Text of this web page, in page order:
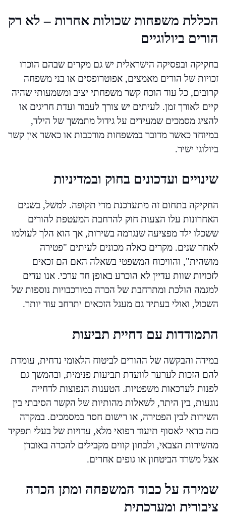
הכללת משפחות שכולות אחרות – לא רק
הורים ביולוגיים
בחקיקה ובפסיקה הישראלית יש גם מקרים שבהם הוכרו
זכויות של הורים מאמצים, אפוטרופסים או בני משפחה
קרובים, כל עוד הוכח קשר משפחתי יציב ומשמעותי שהיה
קיים לאורך זמן. לעיתים יש צורך לעבור ועדת חריגים או
להציג מסמכים שמעידים על גידול מתמשך של הילד,
במיוחד כאשר מדובר במשפחות מורכבות או כאשר אין קשר
ביולוגי ישיר.
שינויים ועדכונים בחוק ובמדיניות
החקיקה בתחום זה מתעדכנת מדי תקופה. למשל, בשנים
האחרונות עלו הצעות חוק להרחבת המעטפת להורים
ששכלו ילד מפציעה שנגרמה בשירות, אך הוא הלך לעולמו
לאחר שנים. מקרים כאלה מכונים לעיתים "פטירה
מושהית", והוויכוח המשפטי בשאלה האם הם זכאים
לזכויות שוות עדיין לא הוכרע באופן חד ערכי. אנו עדים
למגמה הולכת ומתרחבת של הכרה במורכבויות נוספות של
השכול, ואולי בעתיד גם מעגל הזכאים יתרחב עוד יותר.
התמודדות עם דחיית תביעות
במידה והבקשה של ההורים לביטוח הלאומי נדחית, עומדת
להם הזכות לערער לוועדת תביעות פנימית, ובהמשך גם
לפנות לערכאות משפטיות. הטענות הנפוצות לדחייה
נוגעות, בין היתר, לשאלות מהותיות של הקשר הסיבתי בין
השירות לבין הפטירה, או רישום חסר במסמכים. במקרה
כזה כדאי לאסוף תיעוד רפואי מלא, עדויות של בעלי תפקיד
מהשירות הצבאי, ולבחון קווים מקבילים להכרה באובדן
אצל משרד הביטחון או גופים אחרים.
שמירה על כבוד המשפחה ומתן הכרה
ציבורית ומערכתית